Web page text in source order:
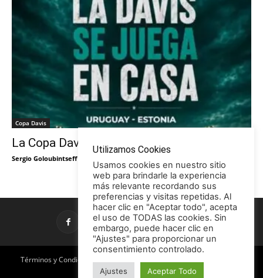
Copa Davis
La Copa Davis vuelve al Círculo
Sergio Goloubintseff
Términos y Condiciones
Publicidad en TCE
Licencia CC
Utilizamos Cookies
Usamos cookies en nuestro sitio
web para brindarle la experiencia
más relevante recordando sus
preferencias y visitas repetidas. Al
hacer clic en "Aceptar todo", acepta
el uso de TODAS las cookies. Sin
embargo, puede hacer clic en
"Ajustes" para proporcionar un
consentimiento controlado.
Ajustes Aceptar Todo